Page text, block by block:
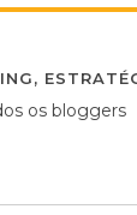
,
os bloggers